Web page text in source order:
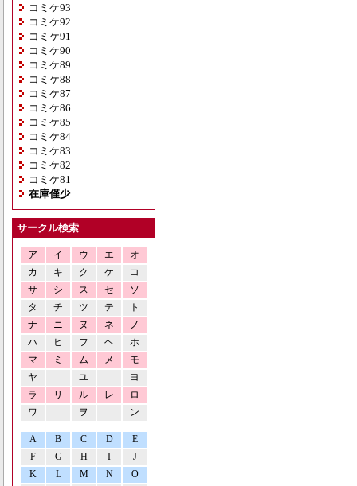
コミケ93
コミケ92
コミケ91
コミケ90
コミケ89
コミケ88
コミケ87
コミケ86
コミケ85
コミケ84
コミケ83
コミケ82
コミケ81
在庫僅少
サークル検索
ア イ ウ エ
オ
カ
キ ク ケ
コ
サ
シ ス セ
ソ
タ
チ ツ テ
ト
ナ
ニ ヌ ネ
ノ
ハ
ヒ フ ヘ
ホ
マ
ミ ム メ
モ
ヤ
ユ
ヨ
ラ
リ ル レ
ロ
ワ
ヲ ン
A B C D
E
F
G H I
J
K
L M N O